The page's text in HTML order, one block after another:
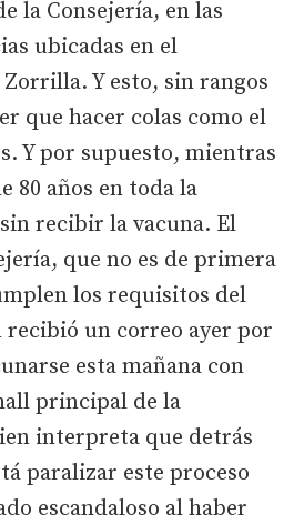
la Consejería, en las
ubicadas en el
Y esto, sin rangos
que hacer colas como el
Y por supuesto, mientras
80 años en toda la
recibir la vacuna. El
que no es de primera
los requisitos del
recibió un correo ayer por
esta mañana con
principal de la
interpreta que detrás
paralizar este proceso
escandaloso al haber